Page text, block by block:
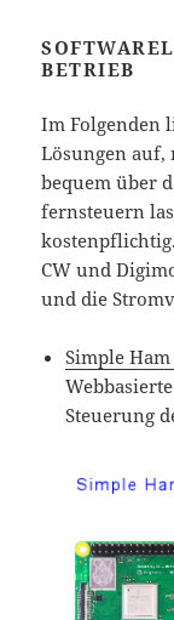
BETRIEB
Im Folgenden
Lösungen auf,
bequem über
fernsteuern
CW und
und die
Simple
Steuerung